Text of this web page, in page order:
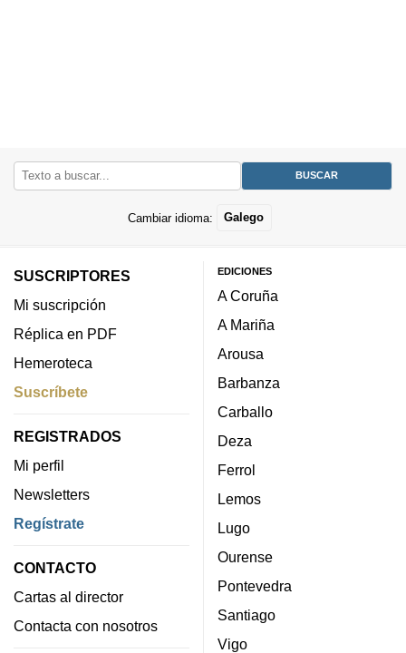
Cambiar idioma: Galego
SUSCRIPTORES
Mi suscripción
Réplica en PDF
Hemeroteca
Suscríbete
REGISTRADOS
Mi perfil
Newsletters
Regístrate
CONTACTO
Cartas al director
Contacta con nosotros
EDICIONES
A Coruña
A Mariña
Arousa
Barbanza
Carballo
Deza
Ferrol
Lemos
Lugo
Ourense
Pontevedra
Santiago
Vigo